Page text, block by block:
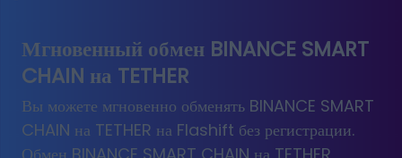
Мгновенный обмен BINANCE SMART
CHAIN на TETHER
Вы можете мгновенно обменять BINANCE SMART
CHAIN на TETHER на Flashift без регистрации.